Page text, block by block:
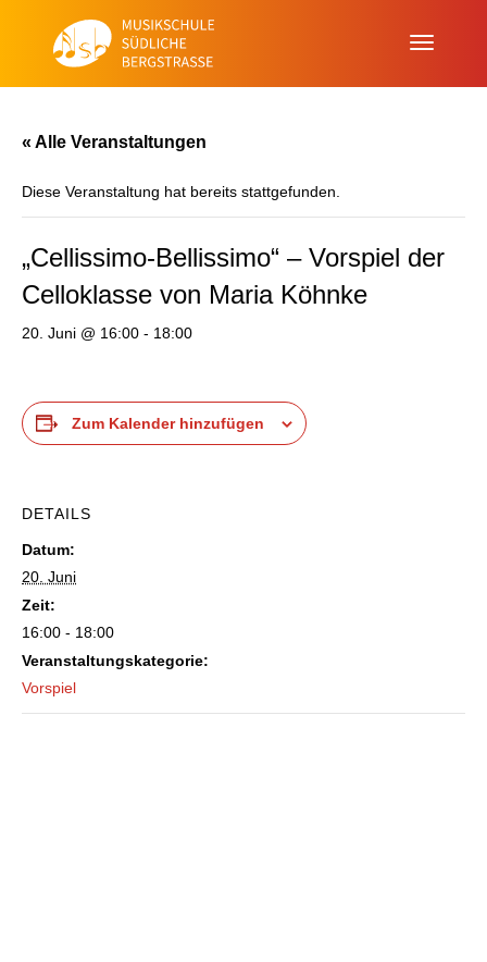
« Alle Veranstaltungen
Diese Veranstaltung hat bereits stattgefunden.
„Cellissimo-Bellissimo“ – Vorspiel der
Celloklasse von Maria Köhnke
20. Juni @ 16:00 - 18:00
Zum Kalender hinzufügen
DETAILS
Datum:
20. Juni
Zeit:
16:00 - 18:00
Veranstaltungskategorie:
Vorspiel